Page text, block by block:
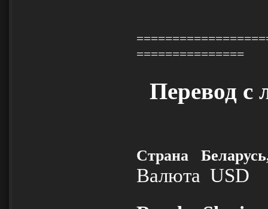
===============
Перевод с
Страна
Валюта USD